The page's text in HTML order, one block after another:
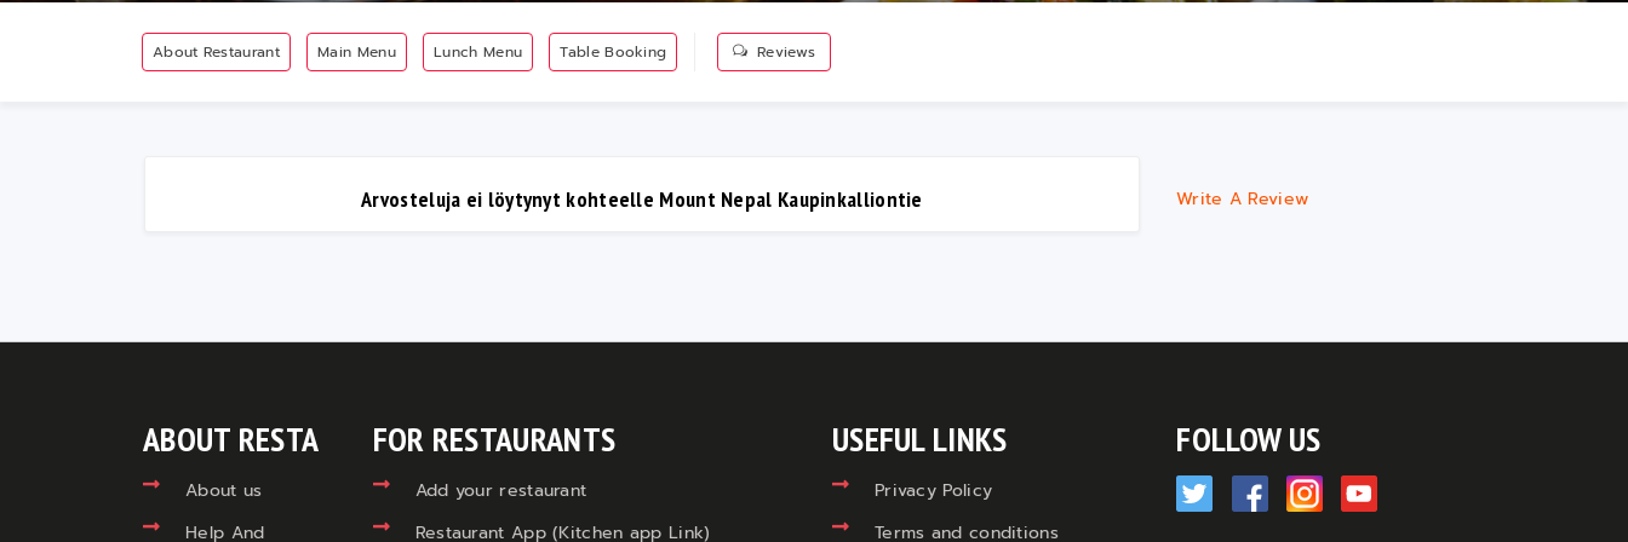
About Restaurant Main Menu Lunch Menu Table Booking Reviews
Arvosteluja ei löytynyt kohteelle Mount Nepal Kaupinkalliontie Write A Review
ABOUT RESTA
About us
Help And
FOR RESTAURANTS
Add your restaurant
Restaurant App (Kitchen app Link)
USEFUL LINKS
Privacy Policy
Terms and conditions
FOLLOW US